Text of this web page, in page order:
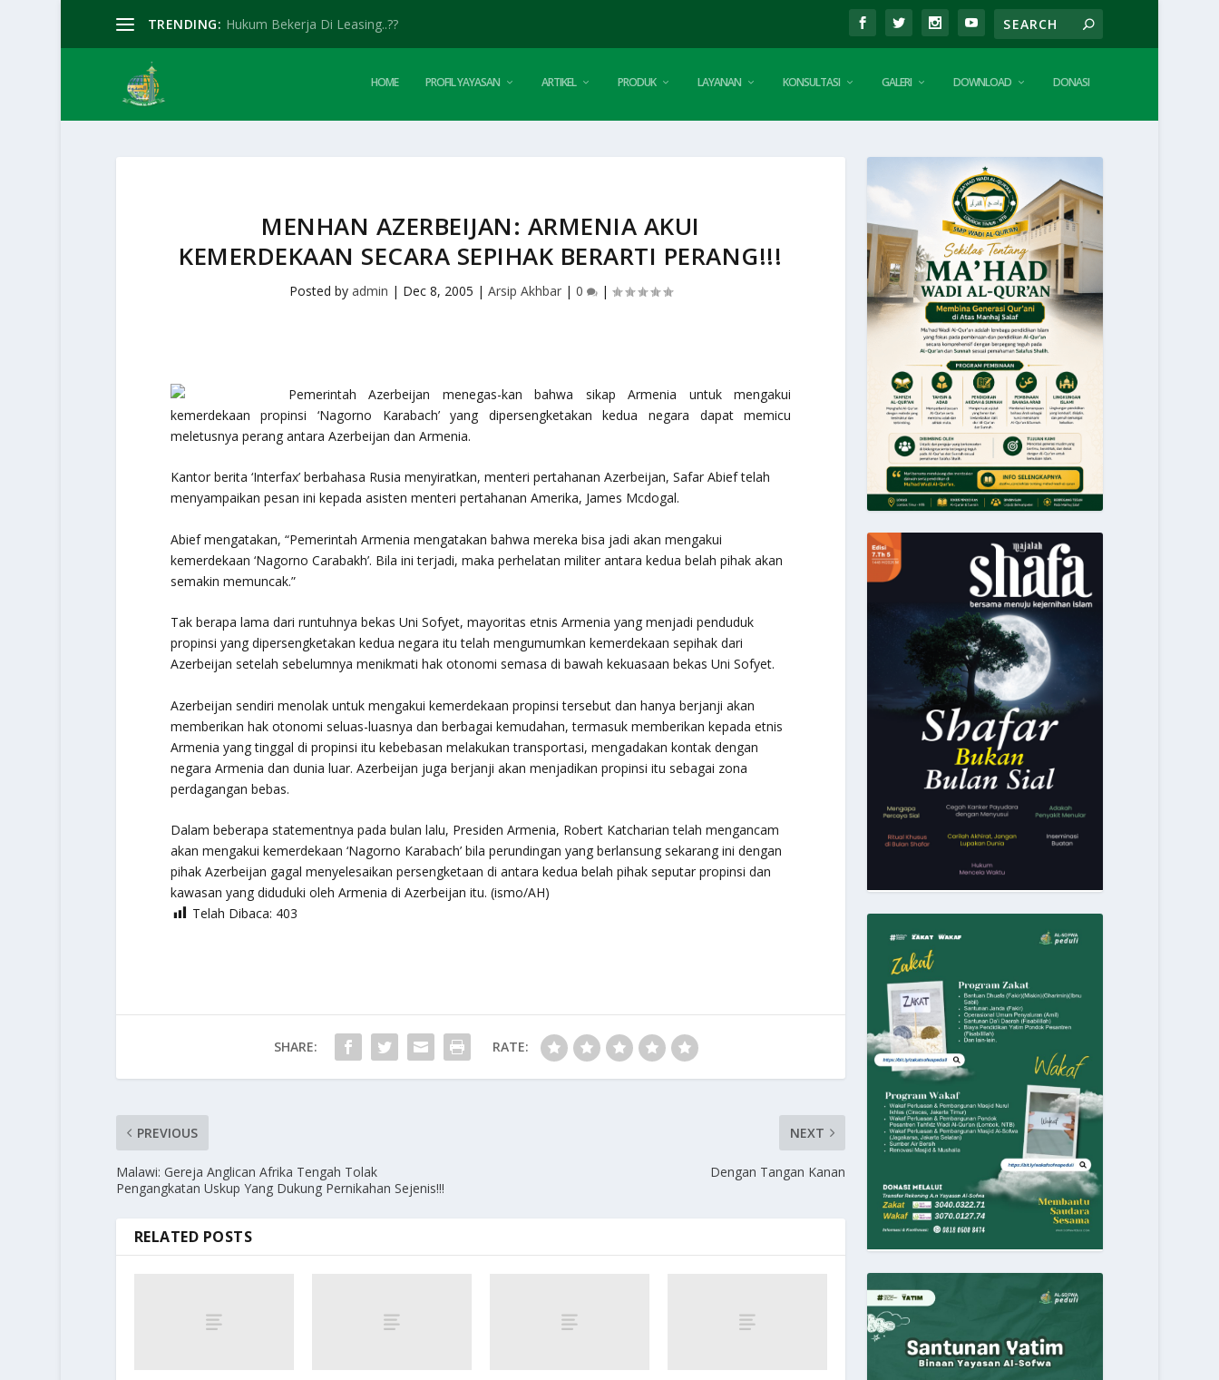
TRENDING: Hukum Bekerja Di Leasing..??
HOME PROFIL YAYASAN ARTIKEL PRODUK LAYANAN KONSULTASI GALERI DOWNLOAD DONASI
MENHAN AZERBEIJAN: ARMENIA AKUI
KEMERDEKAAN SECARA SEPIHAK BERARTI PERANG!!!
Posted by admin | Dec 8, 2005 | Arsip Akhbar| 0 |
Pemerintah Azerbeijan menegas-kan bahwa sikap Armenia untuk mengakui
kemerdekaan propinsi ‘Nagorno Karabach’ yang dipersengketakan kedua negara dapat memicu
meletusnya perang antara Azerbeijan dan Armenia.
Kantor berita ‘Interfax’ berbahasa Rusia menyiratkan, menteri pertahanan Azerbeijan, Safar Abief telah
menyampaikan pesan ini kepada asisten menteri pertahanan Amerika, James Mcdogal.
Abief mengatakan, “Pemerintah Armenia mengatakan bahwa mereka bisa jadi akan mengakui
kemerdekaan ‘Nagorno Carabakh’. Bila ini terjadi, maka perhelatan militer antara kedua belah pihak akan
semakin memuncak.”
Tak berapa lama dari runtuhnya bekas Uni Sofyet, mayoritas etnis Armenia yang menjadi penduduk
propinsi yang dipersengketakan kedua negara itu telah mengumumkan kemerdekaan sepihak dari
Azerbeijan setelah sebelumnya menikmati hak otonomi semasa di bawah kekuasaan bekas Uni Sofyet.
Azerbeijan sendiri menolak untuk mengakui kemerdekaan propinsi tersebut dan hanya berjanji akan
memberikan hak otonomi seluas-luasnya dan berbagai kemudahan, termasuk memberikan kepada etnis
Armenia yang tinggal di propinsi itu kebebasan melakukan transportasi, mengadakan kontak dengan
negara Armenia dan dunia luar. Azerbeijan juga berjanji akan menjadikan propinsi itu sebagai zona
perdagangan bebas.
Dalam beberapa statementnya pada bulan lalu, Presiden Armenia, Robert Katcharian telah mengancam
akan mengakui kemerdekaan ‘Nagorno Karabach’ bila perundingan yang berlansung sekarang ini dengan
pihak Azerbeijan gagal menyelesaikan persengketaan di antara kedua belah pihak seputar propinsi dan
kawasan yang diduduki oleh Armenia di Azerbeijan itu. (ismo/AH)
Telah Dibaca: 403
SHARE: RATE:
PREVIOUS
Malawi: Gereja Anglican Afrika Tengah Tolak
Pengangkatan Uskup Yang Dukung Pernikahan Sejenis!!!
NEXT
Dengan Tangan Kanan
RELATED POSTS